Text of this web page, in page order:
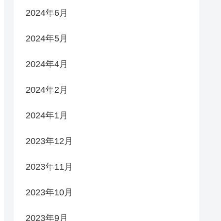
2024年6月
2024年5月
2024年4月
2024年2月
2024年1月
2023年12月
2023年11月
2023年10月
2023年9月